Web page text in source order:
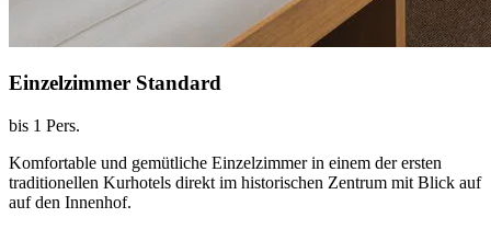
Einzelzimmer Standard
bis 1 Pers.
Komfortable und gemütliche Einzelzimmer in einem der ersten
traditionellen Kurhotels direkt im historischen Zentrum mit Blick auf
auf den Innenhof.